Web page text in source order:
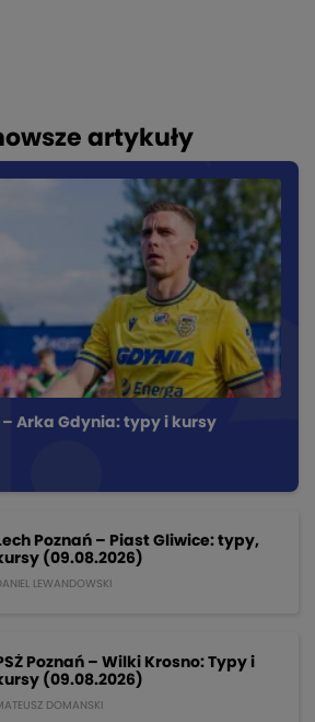
artykuły
– Arka Gdynia: typy i kursy
Poznań – Piast Gliwice: typy,
(09.08.2026)
LEWANDOWSKI
Poznań – Wilki Krosno: Typy i
(09.08.2026)
DOMANSKI